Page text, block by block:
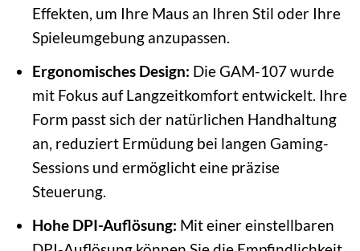
Effekten, um Ihre Maus an Ihren Stil oder Ihre
Spieleumgebung anzupassen.
Ergonomisches Design: Die GAM-107 wurde
mit Fokus auf Langzeitkomfort entwickelt. Ihre
Form passt sich der natürlichen Handhaltung
an, reduziert Ermüdung bei langen Gaming-
Sessions und ermöglicht eine präzise
Steuerung.
Hohe DPI-Auflösung: Mit einer einstellbaren